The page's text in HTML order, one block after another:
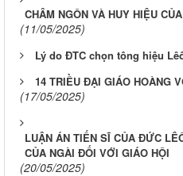
CHÂM NGÔN VÀ HUY HIỆU
(11/05/2025)
Lý do ĐTC chọn tông hiệu
14 TRIỀU ĐẠI GIÁO HOÀNG
(17/05/2025)
LUẬN ÁN TIẾN SĨ CỦA ĐỨC
CỦA NGÀI ĐỐI VỚI GIÁO HỘI
(20/05/2025)